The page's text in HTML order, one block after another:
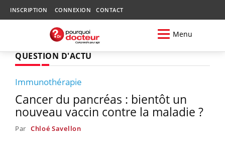
INSCRIPTION CONNEXION CONTACT
Menu
QUESTION D'ACTU
Immunothérapie
Cancer du pancréas : bientôt un
nouveau vaccin contre la maladie ?
Par Chloé Savellon